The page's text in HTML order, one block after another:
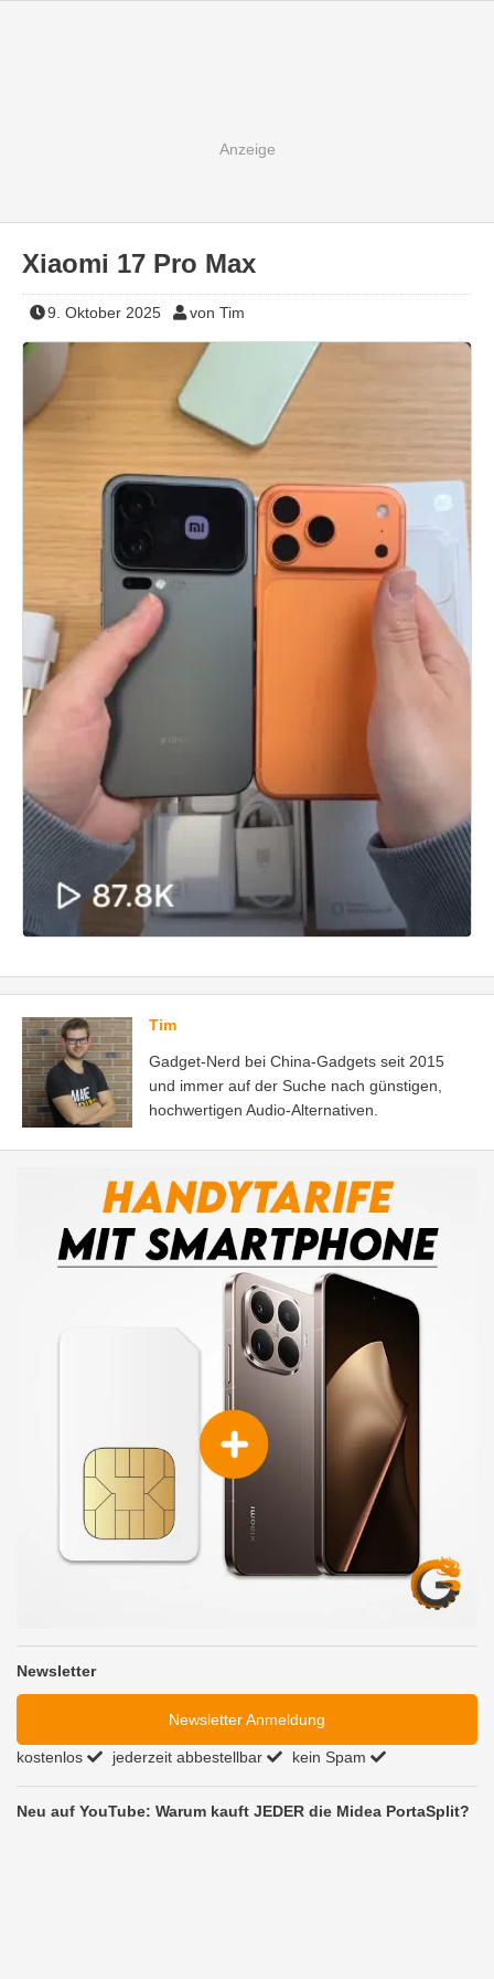
Xiaomi 17 Pro Max
9. Oktober 2025 von Tim
Tim
Gadget-Nerd bei China-Gadgets seit 2015
und immer auf der Suche nach günstigen,
hochwertigen Audio-Alternativen.
Newsletter
Newsletter Anmeldung
kostenlos jederzeit abbestellbar kein Spam
Neu auf YouTube: Warum kauft JEDER die Midea PortaSplit?